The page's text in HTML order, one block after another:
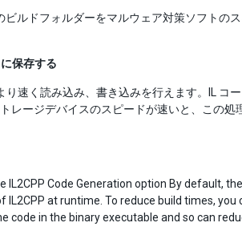
ルドフォルダーをマルウェア対策ソフトの
保存する
速く読み込み、書き込みを行えます。IL コ
レージデバイスのスピードが速いと、この処
Code Generation option By default,
at runtime. To reduce build times, you
code in the binary executable and so can